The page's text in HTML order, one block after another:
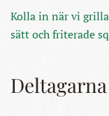
Kolla in när vi
sätt och friterade